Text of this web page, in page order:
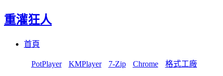
重灌狂人
首頁
PotPlayer KMPlayer 7-Zip Chrome 格式工廠